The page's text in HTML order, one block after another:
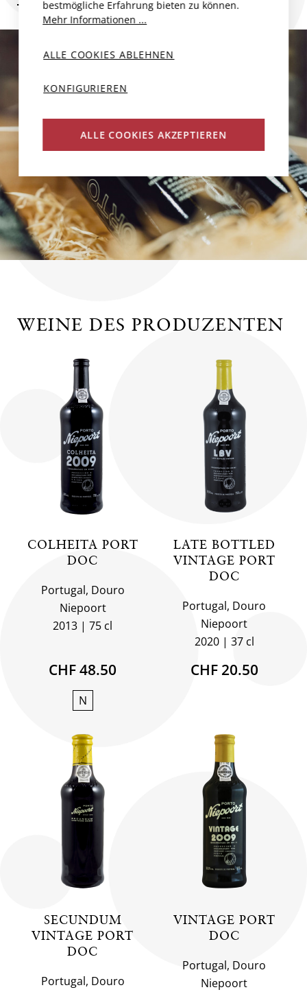
WEINE DES PRODUZENTEN
COLHEITA PORT
DOC
Portugal, Douro
Niepoort
2013
75 cl
CHF 48.50
N
LATE BOTTLED
VINTAGE PORT
DOC
Portugal, Douro
Niepoort
2020
37 cl
CHF 20.50
SECUNDUM
VINTAGE PORT
DOC
Portugal, Douro
VINTAGE PORT
DOC
Portugal, Douro
Niepoort
bestmögliche Erfahrung bieten zu können.
Mehr Informationen ...
ALLE COOKIES ABLEHNEN
KONFIGURIEREN
ALLE COOKIES AKZEPTIEREN